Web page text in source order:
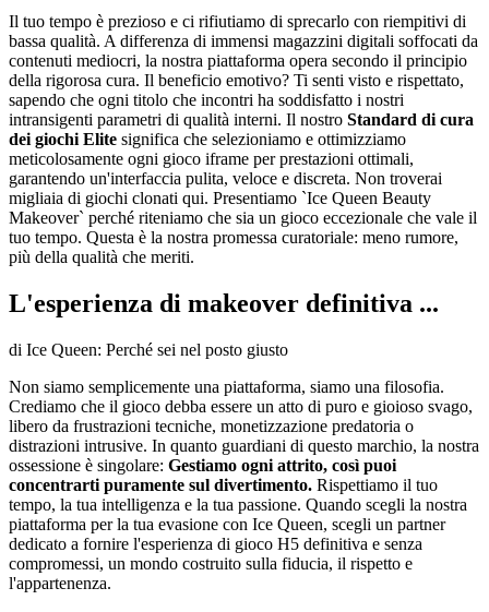
Il tuo tempo è prezioso e ci rifiutiamo di sprecarlo con riempitivi di
bassa qualità. A differenza di immensi magazzini digitali soffocati da
contenuti mediocri, la nostra piattaforma opera secondo il principio
della rigorosa cura. Il beneficio emotivo? Ti senti visto e rispettato,
sapendo che ogni titolo che incontri ha soddisfatto i nostri
intransigenti parametri di qualità interni. Il nostro Standard di cura
dei giochi Elite significa che selezioniamo e ottimizziamo
meticolosamente ogni gioco iframe per prestazioni ottimali,
garantendo un'interfaccia pulita, veloce e discreta. Non troverai
migliaia di giochi clonati qui. Presentiamo `Ice Queen Beauty
Makeover` perché riteniamo che sia un gioco eccezionale che vale il
tuo tempo. Questa è la nostra promessa curatoriale: meno rumore,
più della qualità che meriti.
L'esperienza di makeover definitiva ...
di Ice Queen: Perché sei nel posto giusto
Non siamo semplicemente una piattaforma, siamo una filosofia.
Crediamo che il gioco debba essere un atto di puro e gioioso svago,
libero da frustrazioni tecniche, monetizzazione predatoria o
distrazioni intrusive. In quanto guardiani di questo marchio, la nostra
ossessione è singolare: Gestiamo ogni attrito, così puoi
concentrarti puramente sul divertimento. Rispettiamo il tuo
tempo, la tua intelligenza e la tua passione. Quando scegli la nostra
piattaforma per la tua evasione con Ice Queen, scegli un partner
dedicato a fornire l'esperienza di gioco H5 definitiva e senza
compromessi, un mondo costruito sulla fiducia, il rispetto e
l'appartenenza.